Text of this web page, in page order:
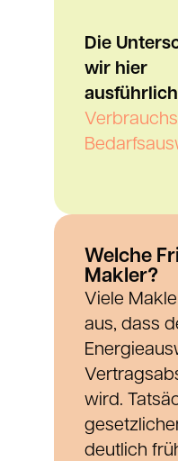
Die
wir hier
Welche
Makler?
Viele
aus, dass
wird.
deutlich